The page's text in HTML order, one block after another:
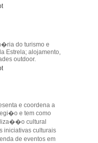
do turismo e
Estrela; alojamento,
outdoor.
e coordena a
e tem como
cultural
culturais
de eventos em